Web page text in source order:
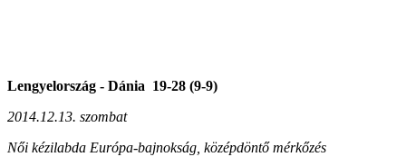
Lengyelország - Dánia 19-28 (9-9)
2014.12.13. szombat
Női kézilabda Európa-bajnokság, középdöntő mérkőzés